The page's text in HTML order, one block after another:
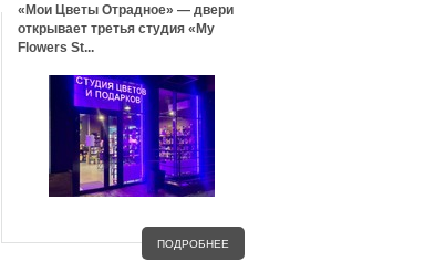
«Мои Цветы Отрадное» — двери
открывает третья студия «My
Flowers St...
ПОДРОБНЕЕ